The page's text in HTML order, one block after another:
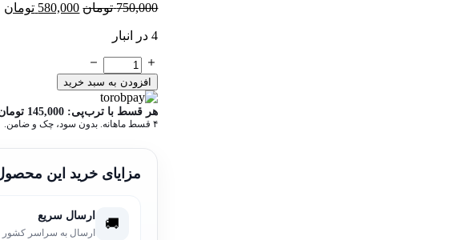
750,000 تومان 580,000 تومان
4 در انبار
افزودن به سبد خرید
هر قسط با ترب‌پی: 145,000
۴ قسط ماهانه. بدون سود، چک و ضامن.
مزایای خرید این
🚚 ارسال سریع
ارسال به سراسر کشور